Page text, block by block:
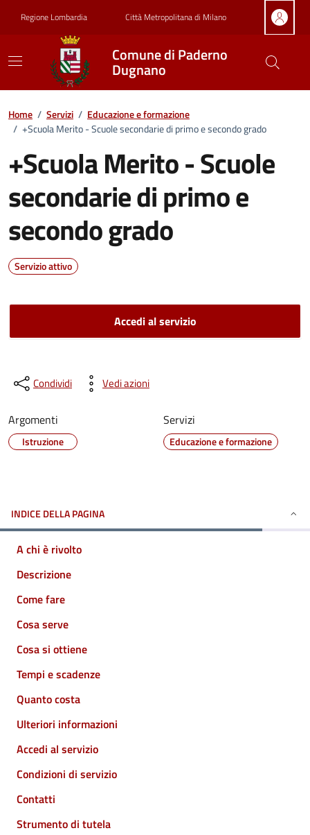
Regione Lombardia Città Metropolitana di Milano
Comune di Paderno
Dugnano
Home / Servizi / Educazione e formazione
/ +Scuola Merito - Scuole secondarie di primo e secondo grado
+Scuola Merito - Scuole
secondarie di primo e
secondo grado
Servizio attivo
Accedi al servizio
Condividi Vedi azioni
Argomenti
Istruzione
Servizi
Educazione e formazione
INDICE DELLA PAGINA
A chi è rivolto
Descrizione
Come fare
Cosa serve
Cosa si ottiene
Tempi e scadenze
Quanto costa
Ulteriori informazioni
Accedi al servizio
Condizioni di servizio
Contatti
Strumento di tutela